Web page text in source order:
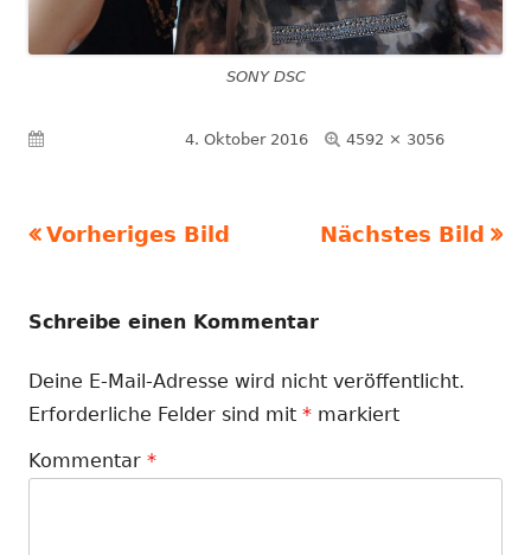
SONY DSC
Veröffentlicht am4. Oktober 2016 Volle
4592 × 3056
Vorheriges Bild Nächstes Bild
Schreibe einen Kommentar
Deine E-Mail-Adresse wird nicht veröffentlicht.
Erforderliche Felder sind mit * markiert
Kommentar *